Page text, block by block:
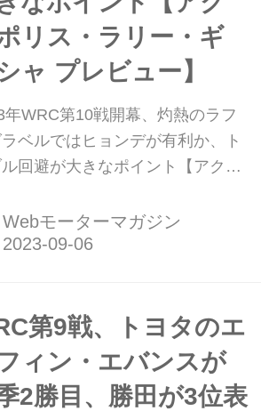
リス・ラリー・ギ
ャ プレビュー】
年WRC第10戦開幕、灼熱のラフ
ベルではヒョンデが有利か、ト
回避が大きなポイント【アクロ
2023年9月7日から10日にかけ
世界ラリー選手権(WRC)第10戦ア
年にWRCに復帰したアクロ
ス・ラリーは、1951年に初めて開
、WRC初年度の1973年からシ
の一戦に組み込まれ...
Webモーターマガジン
第9戦、トヨタのエ
ィン・エバンスが
2勝目、勝田が3位表